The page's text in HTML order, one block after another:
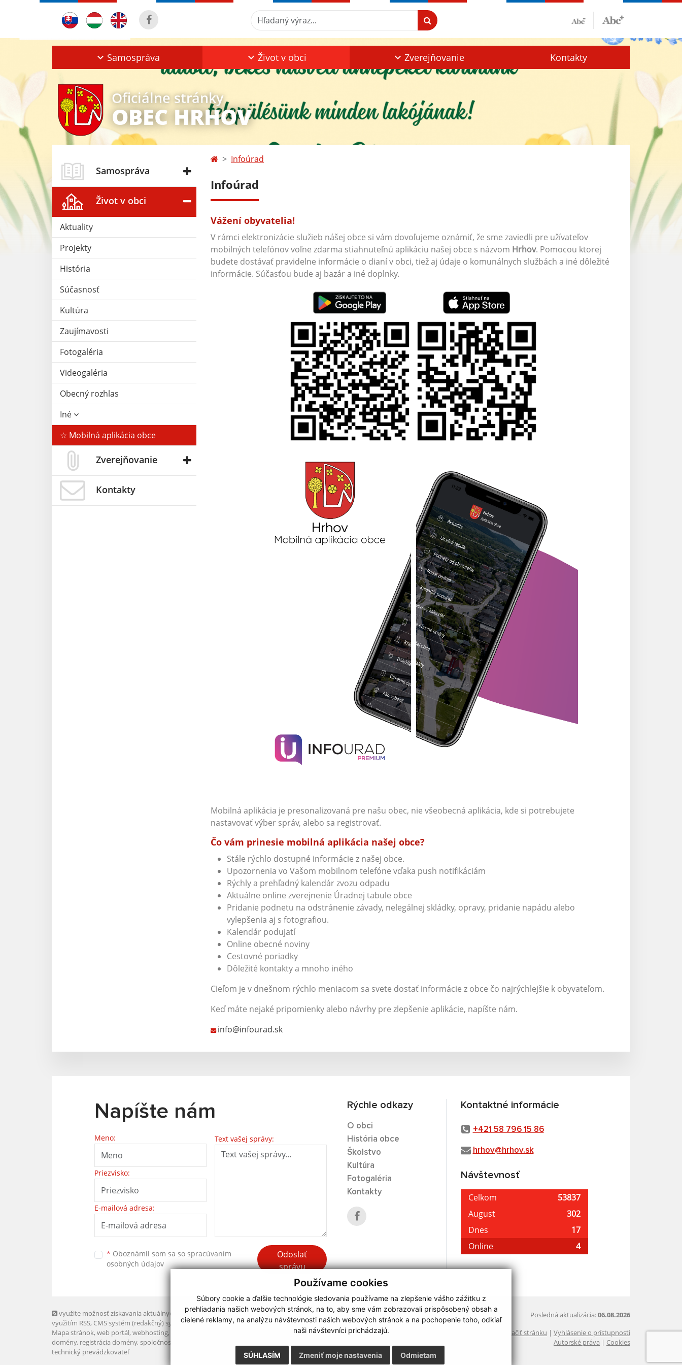
Používame cookies
Súbory cookie a ďalšie technológie sledovania používame na zlepšenie vášho zážitku z
prehliadania našich webových stránok, na to, aby sme vám zobrazovali prispôsobený obsah a
cielené reklamy, na analýzu návštevnosti našich webových stránok a na pochopenie toho, odkiaľ
naši návštevníci prichádzajú.
SÚHLASÍM Odmietam
Zmeniť moje nastavenia
Hľadaný výraz...
Samospráva Život v obci Zverejňovanie Kontakty
Oficiálne stránky
OBEC HRHOV
Samospráva
Život v obci
Aktuality
Projekty
História
Súčasnosť
Kultúra
Zaujímavosti
Fotogaléria
Videogaléria
Obecný rozhlas
Iné
☆ Mobilná aplikácia obce
Zverejňovanie
Kontakty
Infoúrad
Infoúrad
Vážení obyvatelia!
V rámci elektronizácie služieb nášej obce si vám dovoľujeme oznámiť, že sme zaviedli pre užívateľov
mobilných telefónov voľne zdarma stiahnuteľnú aplikáciu našej obce s názvom Hrhov. Pomocou ktorej
budete dostávať pravidelne informácie o dianí v obci, tiež aj údaje o komunálnych službách a iné dôležité
informácie. Súčasťou bude aj bazár a iné doplnky.
Mobilná aplikácia je presonalizovaná pre našu obec, nie všeobecná aplikácia, kde si potrebujete
nastavovať výber správ, alebo sa registrovať.
Čo vám prinesie mobilná aplikácia našej obce?
Stále rýchlo dostupné informácie z našej obce.
Upozornenia vo Vašom mobilnom telefóne vďaka push notifikáciám
Rýchly a prehľadný kalendár zvozu odpadu
Aktuálne online zverejnenie Úradnej tabule obce
Pridanie podnetu na odstránenie závady, nelegálnej skládky, opravy, pridanie napádu alebo
vylepšenia aj s fotografiou.
Kalendár podujatí
Online obecné noviny
Cestovné poriadky
Dôležité kontakty a mnoho iného
Cieľom je v dnešnom rýchlo meniacom sa svete dostať informácie z obce čo najrýchlejšie k obyvateľom.
Keď máte nejaké pripomienky alebo návrhy pre zlepšenie aplikácie, napíšte nám.
info@infourad.sk
Napíšte nám
Meno:
Priezvisko:
E-mailová adresa:
Text vašej správy:
* Oboznámil som sa so spracúvaním
osobných údajov
Odoslať
správu
Rýchle odkazy
O obci
História obce
Školstvo
Kultúra
Fotogaléria
Kontakty
Kontaktné informácie
+421 58 796 15 86
hrhov@hrhov.sk
Návštevnosť
využite možnosť získavania aktuálnych informácií s
využitím RSS, CMS systém (redakčný) systém ECHELON 2,
Mapa stránok, web portál, webhosting,
domény, registrácia domény, spoločnosť webex.digital, s.r.o.
technický prevádzkovateľ
Posledná aktualizácia:06.08.2026
Vytlačiť stránku | Vyhlásenie o prístupnosti
Autorské práva | Cookies
webdesign|